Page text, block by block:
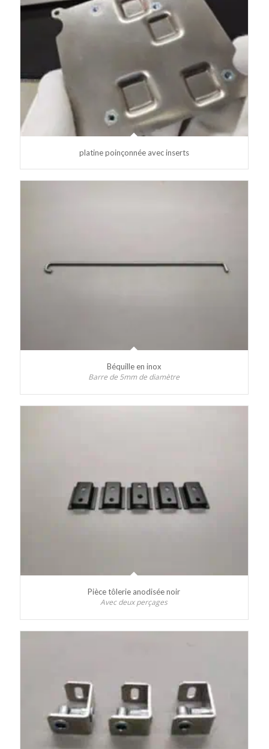
platine poinçonnée avec inserts
Béquille en inox
Barre de 5mm de diamètre
Pièce tôlerie anodisée noir
Avec deux perçages